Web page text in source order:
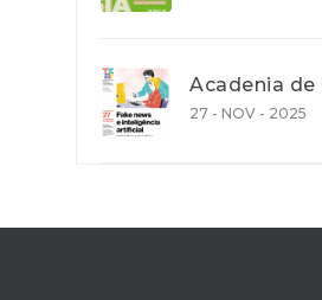
27 - NOV - 2025